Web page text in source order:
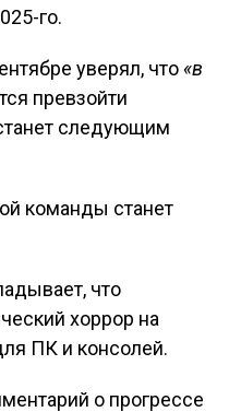
го.
уверял, что «в
превзойти
следующим
что
хоррор на
ПК и консолей.
о прогрессе